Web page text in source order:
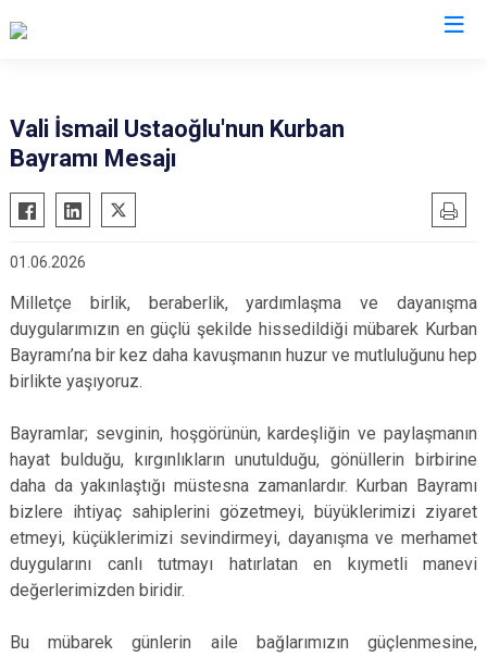
Vali İsmail Ustaoğlu'nun Kurban
Bayramı Mesajı
01.06.2026
Milletçe birlik, beraberlik, yardımlaşma ve dayanışma
duygularımızın en güçlü şekilde hissedildiği mübarek Kurban
Bayramı’na bir kez daha kavuşmanın huzur ve mutluluğunu hep
birlikte yaşıyoruz.
Bayramlar; sevginin, hoşgörünün, kardeşliğin ve paylaşmanın
hayat bulduğu, kırgınlıkların unutulduğu, gönüllerin birbirine
daha da yakınlaştığı müstesna zamanlardır. Kurban Bayramı
bizlere ihtiyaç sahiplerini gözetmeyi, büyüklerimizi ziyaret
etmeyi, küçüklerimizi sevindirmeyi, dayanışma ve merhamet
duygularını canlı tutmayı hatırlatan en kıymetli manevi
değerlerimizden biridir.
Bu mübarek günlerin aile bağlarımızın güçlenmesine,